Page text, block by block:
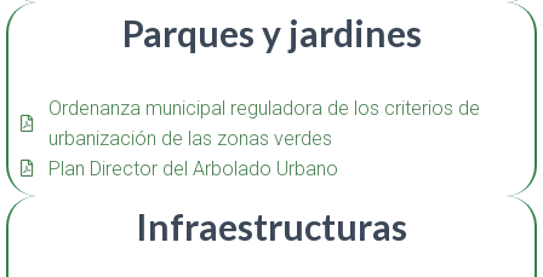
Parques y jardines
Ordenanza municipal reguladora de los criterios de
urbanización de las zonas verdes
Plan Director del Arbolado Urbano
Infraestructuras